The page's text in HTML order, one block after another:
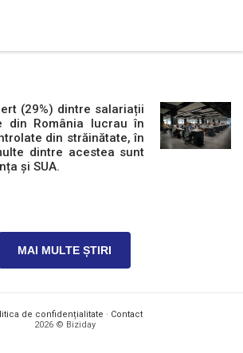
(29%) dintre salariații
din România lucrau în
din străinătate, în
dintre acestea sunt
și SUA.
MAI MULTE ȘTIRI
de confidențialitate · Contact
2026 © Biziday